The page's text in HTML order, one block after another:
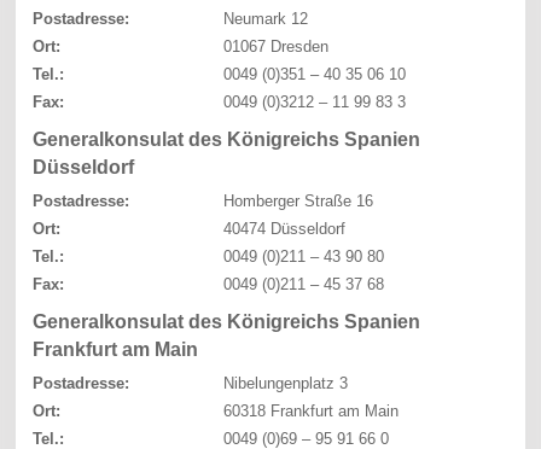
Postadresse:
Neumark 12
Ort:
01067 Dresden
Tel.:
0049 (0)351 – 40 35 06 10
Fax:
0049 (0)3212 – 11 99 83 3
Generalkonsulat des Königreichs Spanien
Düsseldorf
Postadresse:
Homberger Straße 16
Ort:
40474 Düsseldorf
Tel.:
0049 (0)211 – 43 90 80
Fax:
0049 (0)211 – 45 37 68
Generalkonsulat des Königreichs Spanien
Frankfurt am Main
Postadresse:
Nibelungenplatz 3
Ort:
60318 Frankfurt am Main
Tel.:
0049 (0)69 – 95 91 66 0